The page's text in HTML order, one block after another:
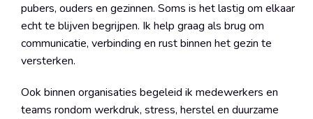
pubers, ouders en gezinnen. Soms is het lastig om elkaar
echt te blijven begrijpen. Ik help graag als brug om
communicatie, verbinding en rust binnen het gezin te
versterken.
Ook binnen organisaties begeleid ik medewerkers en
teams rondom werkdruk, stress, herstel en duurzame